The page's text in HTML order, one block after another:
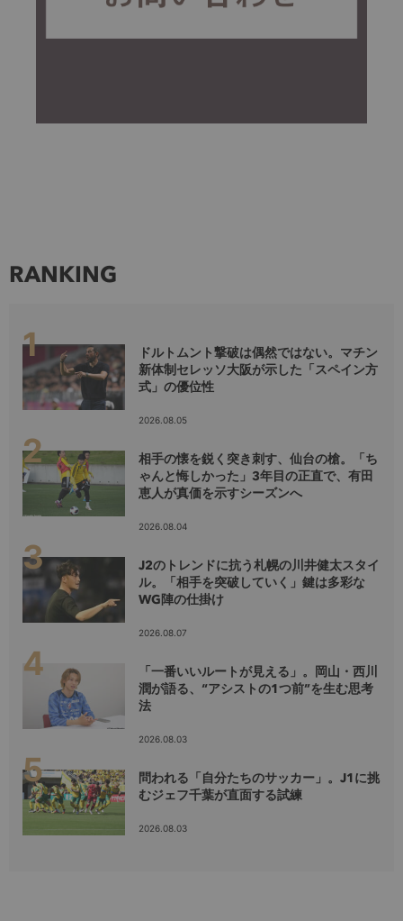
RANKING
ドルトムント撃破は偶然ではない。マチン
新体制セレッソ大阪が示した「スペイン方
式」の優位性
2026.08.05
相手の懐を鋭く突き刺す、仙台の槍。「ち
ゃんと悔しかった」3年目の正直で、有田
恵人が真価を示すシーズンへ
2026.08.04
J2のトレンドに抗う札幌の川井健太スタイ
ル。「相手を突破していく」鍵は多彩な
WG陣の仕掛け
2026.08.07
「一番いいルートが見える」。岡山・西川
潤が語る、“アシストの1つ前”を生む思考
法
2026.08.03
問われる「自分たちのサッカー」。J1に挑
むジェフ千葉が直面する試練
2026.08.03